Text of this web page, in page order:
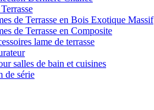
de Terrasse en Bois Exotique Massif
de Terrasse en Composite
lame de terrasse
salles de bain et cuisines
de série